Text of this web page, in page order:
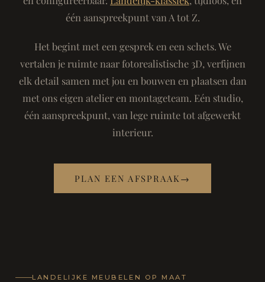
één aanspreekpunt van A tot Z.
Het begint met een gesprek en een schets. We
vertalen je ruimte naar fotorealistische 3D, verfijnen
elk detail samen met jou en bouwen en plaatsen dan
met ons eigen atelier en montageteam. Eén studio,
één aanspreekpunt, van lege ruimte tot afgewerkt
interieur.
PLAN EEN AFSPRAAK →
LANDELIJKE MEUBELEN OP MAAT